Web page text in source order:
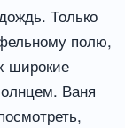
Только
полю,
широкие
Ваня